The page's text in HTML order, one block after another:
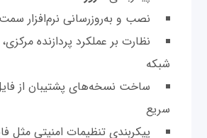
نصب و به‌روز‌رسانی نرم‌افزار
نظارت بر عملکرد پردازنده
شبکه
ساخت نسخه‌های پشتیبان از
سریع
پیکربندی تنظیمات امنیتی مثل